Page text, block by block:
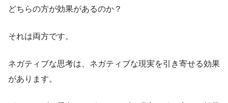
どちらの方が効果があるのか？
それは両方です。
ネガティブな思考は、ネガティブな現実を引き寄せる効果
があります。